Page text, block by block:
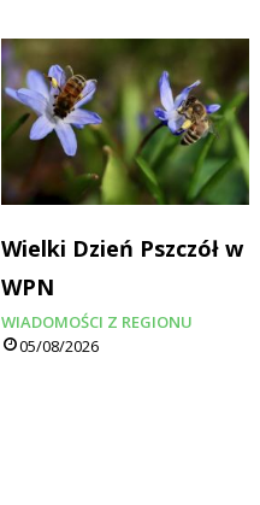
Wielki Dzień Pszczół w
WPN
WIADOMOŚCI Z REGIONU
05/08/2026